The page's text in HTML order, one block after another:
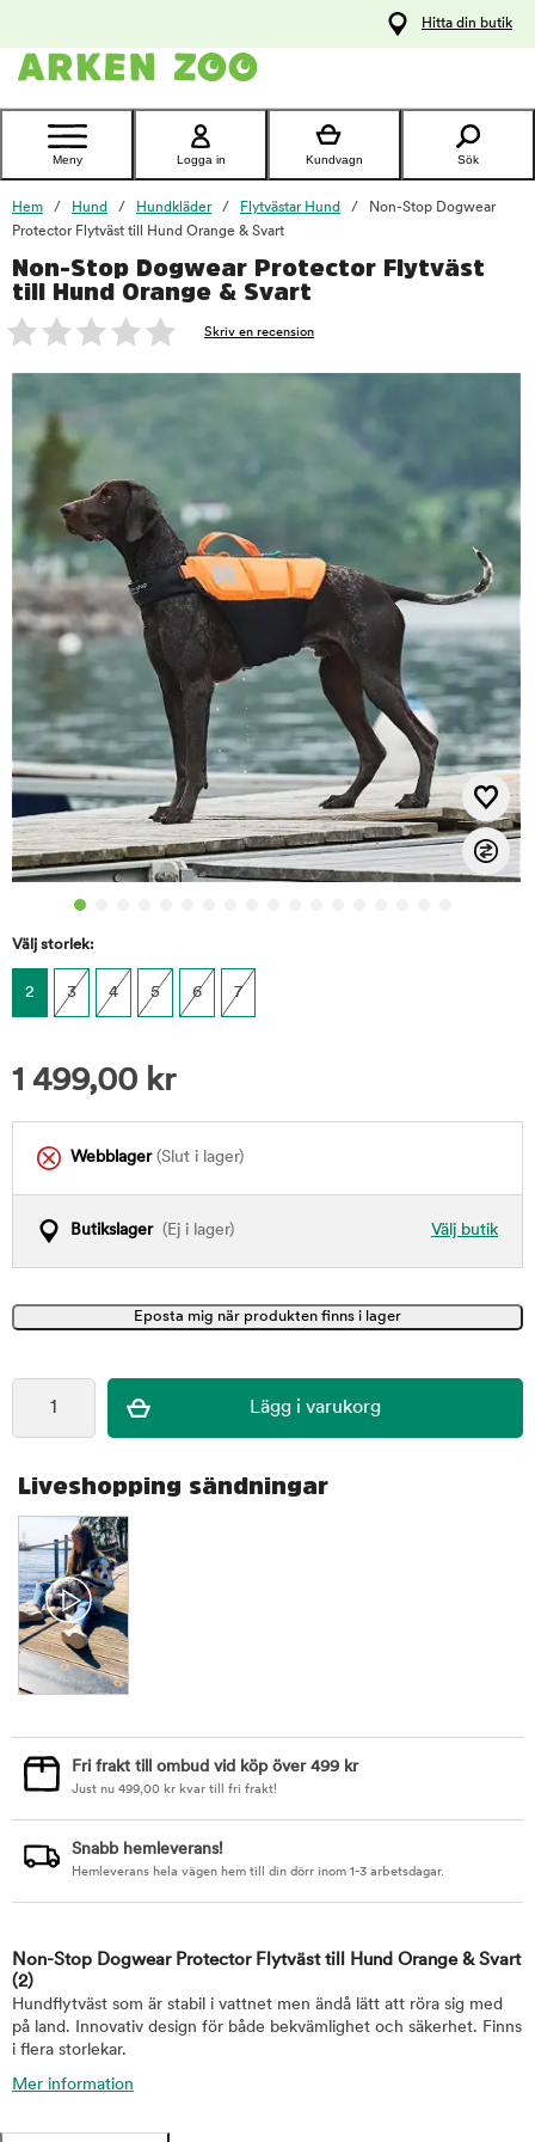
Kontakta
Hitta din butik
Meny Logga in Kundvagn Sök
Hem Hund Hundkläder Flytvästar Hund
Non-Stop Dogwear
Protector Flytväst till Hund Orange & Svart
Non-Stop Dogwear Protector Flytväst
till Hund Orange & Svart
Skriv en recension
Välj storlek:
2 3 4 5 6 7
1 499,00 kr
Webblager(Slut i lager)
Välj butik
Butikslager(Ej i lager)
foo
Liveshopping sändningar
Fri frakt till ombud vid köp över 499 kr
Just nu 499,00 kr kvar till fri frakt!
Snabb hemleverans!
Hemleverans hela vägen hem till din dörr inom 1-3 arbetsdagar.
Non-Stop Dogwear Protector Flytväst till Hund Orange & Svart
(2)
Hundflytväst som är stabil i vattnet men ändå lätt att röra sig med
på land. Innovativ design för både bekvämlighet och säkerhet. Finns
i flera storlekar.
Mer information